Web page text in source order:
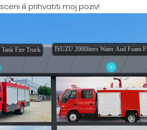
ili prihvatiti moj poziv!